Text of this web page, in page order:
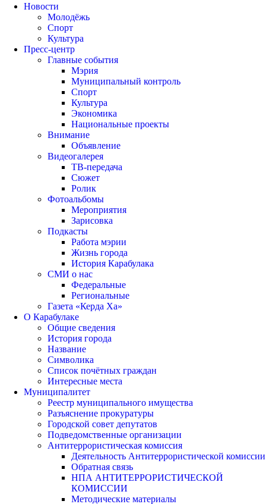
Новости
Молодёжь
Спорт
Культура
Пресс-центр
Главные события
Мэрия
Муниципальный контроль
Спорт
Культура
Экономика
Национальные проекты
Внимание
Объявление
Видеогалерея
ТВ-передача
Сюжет
Ролик
Фотоальбомы
Мероприятия
Зарисовка
Подкасты
Работа мэрии
Жизнь города
История Карабулака
СМИ о нас
Федеральные
Региональные
Газета «Керда Ха»
О Карабулаке
Общие сведения
История города
Название
Символика
Список почётных граждан
Интересные места
Муниципалитет
Реестр муниципального имущества
Разъяснение прокуратуры
Городской совет депутатов
Подведомственные организации
Антитеррористическая комиссия
Деятельность Антитеррористической комиссии
Обратная связь
НПА АНТИТЕРРОРИСТИЧЕСКОЙ
КОМИССИИ
Методические материалы